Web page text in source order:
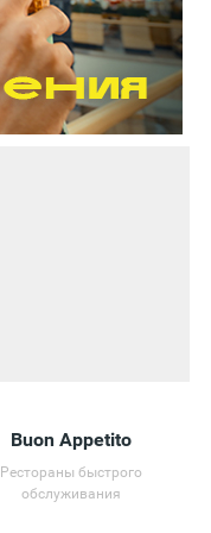
Buon Appetito
Рестораны быстрого
обслуживания